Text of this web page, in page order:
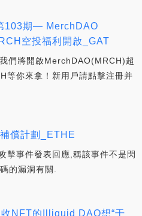
103期— MerchDAO
空投福利開啟_GAT
將開啟MerchDAO(MRCH)超
等你來拿！新用戶請點擊注冊并
償計劃_ETHE
擊事件發表回應,稱該事件不是閃
的漏洞有關.
NFT的Illiquid DAO想“干